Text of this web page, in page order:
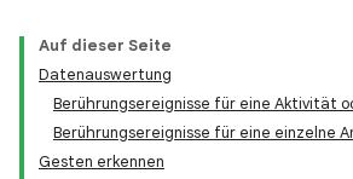
Auf dieser Seite
Datenauswertung
Berührungsereignisse für eine Aktivität
Berührungsereignisse für eine einzelne
Gesten erkennen